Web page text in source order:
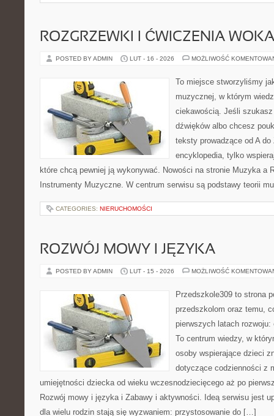
ROZGRZEWKI I ĆWICZENIA
POSTED BY ADMIN LUT - 16 - 2026 MOŻLIWOŚĆ
To miejsce stworzyliśmy
muzycznej, w którym
ciekawością. Jeśli
dźwięków albo chcesz
teksty prowadzące od A
encyklopedia, tylko
które chcą pewniej ją wykonywać. Nowości na stronie Muzyka a
Instrumenty Muzyczne. W centrum serwisu są podstawy teorii
CATEGORIES: NIERUCHOMOŚCI
ROZWÓJ MOWY I JĘZYKA
POSTED BY ADMIN LUT - 15 - 2026 MOŻLIWOŚĆ
Przedszkole309 to strona
przedszkolom oraz temu,
pierwszych latach
To centrum wiedzy, w
osoby wspierające dzieci
dotyczące codzienności z
umiejętności dziecka od wieku wczesnodziecięcego aż po
Rozwój mowy i języka i Zabawy i aktywności. Ideą serwisu jest
dla wielu rodzin stają się wyzwaniem: przystosowanie do […]